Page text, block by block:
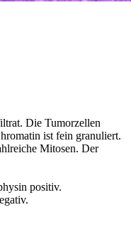
Die Tumorzellen
ist fein granuliert.
Mitosen. Der
positiv.